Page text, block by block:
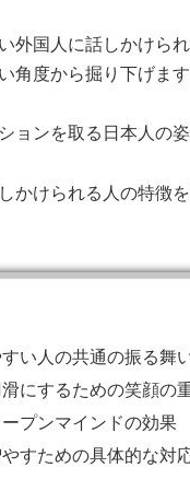
外国人に話しかけら
角度から掘り下げます
ョンを取る日本人の
かけられる人の特徴
い人の共通の振る舞
にするための笑顔の
プンマインドの効果
すための具体的な対